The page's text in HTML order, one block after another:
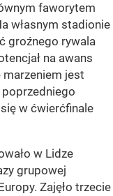
faworytem
własnym stadionie
groźnego rywala
na awans
marzeniem jest
w ćwierćfinale
w Lidze
grupowej
Zajęło trzecie